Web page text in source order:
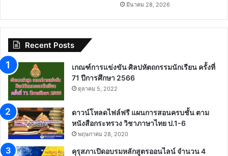
มีนาคม 28, 2026
Recent Posts
เกณฑ์การแข่งขัน ศิลปหัตถกรรมนักเรียน ครั้งที่
71 ปีการศึกษา 2566
ตุลาคม 5, 2022
ดาวน์โหลดไฟล์ฟรี แผนการสอนครบชั้น ตาม
หนังสือกระทรวง วิชาภาษาไทย ป.1-6
พฤษภาคม 28, 2020
คุรุสภาเปิดอบรมหลักสูตรออนไลน์ จำนวน 4